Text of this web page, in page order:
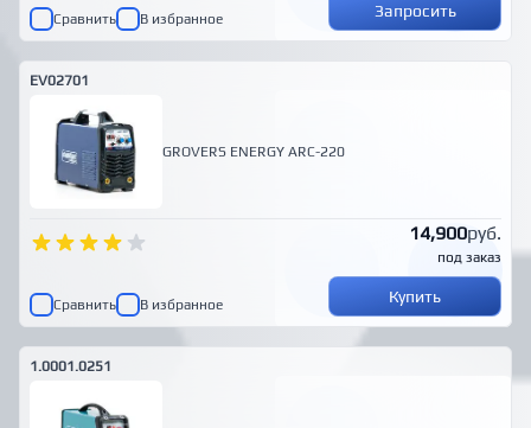
Сравнить В избранное Запросить
EV02701
GROVERS ENERGY ARC-220
14,900руб.
под заказ
Сравнить В избранное Купить
1.0001.0251